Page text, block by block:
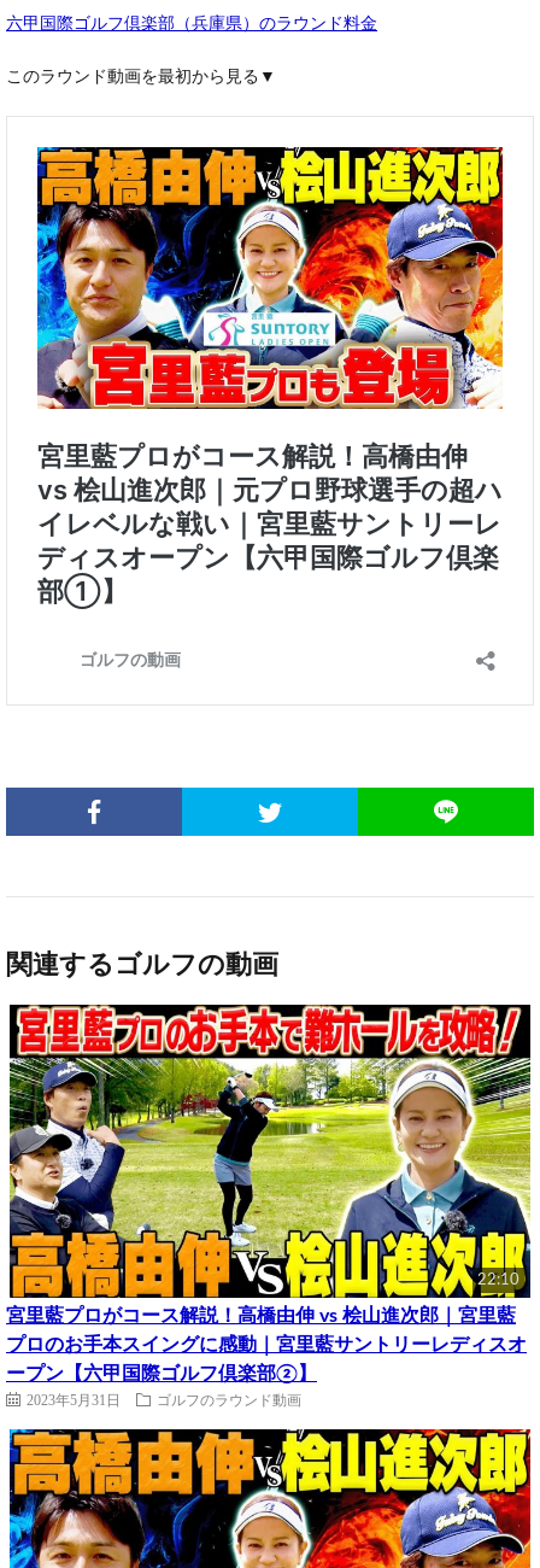
六甲国際ゴルフ倶楽部（兵庫県）のラウンド料金
このラウンド動画を最初から見る▼
関連するゴルフの動画
22:10
宮里藍プロがコース解説！高橋由伸 vs 桧山進次郎｜宮里藍
プロのお手本スイングに感動｜宮里藍サントリーレディスオ
ープン【六甲国際ゴルフ倶楽部②】
2023年5月31日 ゴルフのラウンド動画